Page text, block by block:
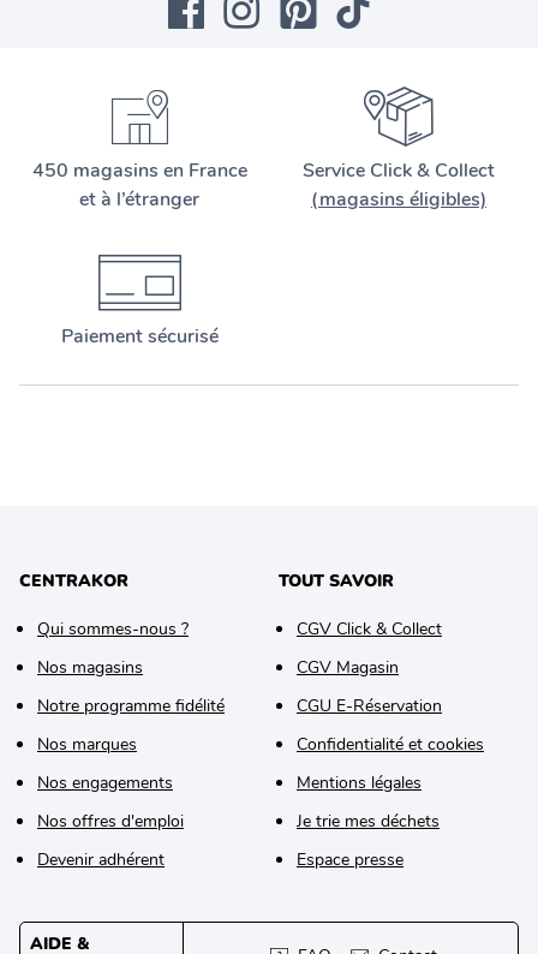
450 magasins en France
et à l’étranger
Service Click & Collect
(magasins éligibles)
Paiement sécurisé
CENTRAKOR
Qui sommes-nous ?
Nos magasins
Notre programme fidélité
Nos marques
Nos engagements
Nos offres d'emploi
Devenir adhérent
TOUT SAVOIR
CGV Click & Collect
CGV Magasin
CGU E-Réservation
Confidentialité et cookies
Mentions légales
Je trie mes déchets
Espace presse
AIDE &